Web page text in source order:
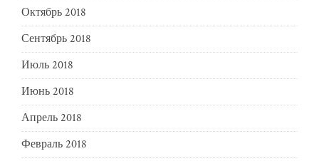
Октябрь 2018
Сентябрь 2018
Июль 2018
Июнь 2018
Апрель 2018
Февраль 2018